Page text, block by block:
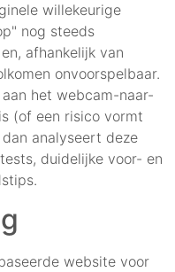
willekeurige
nog steeds
afhankelijk van
onvoorspelbaar.
het webcam-naar-
(of een risico vormt
analyseert deze
duidelijke voor- en
website voor